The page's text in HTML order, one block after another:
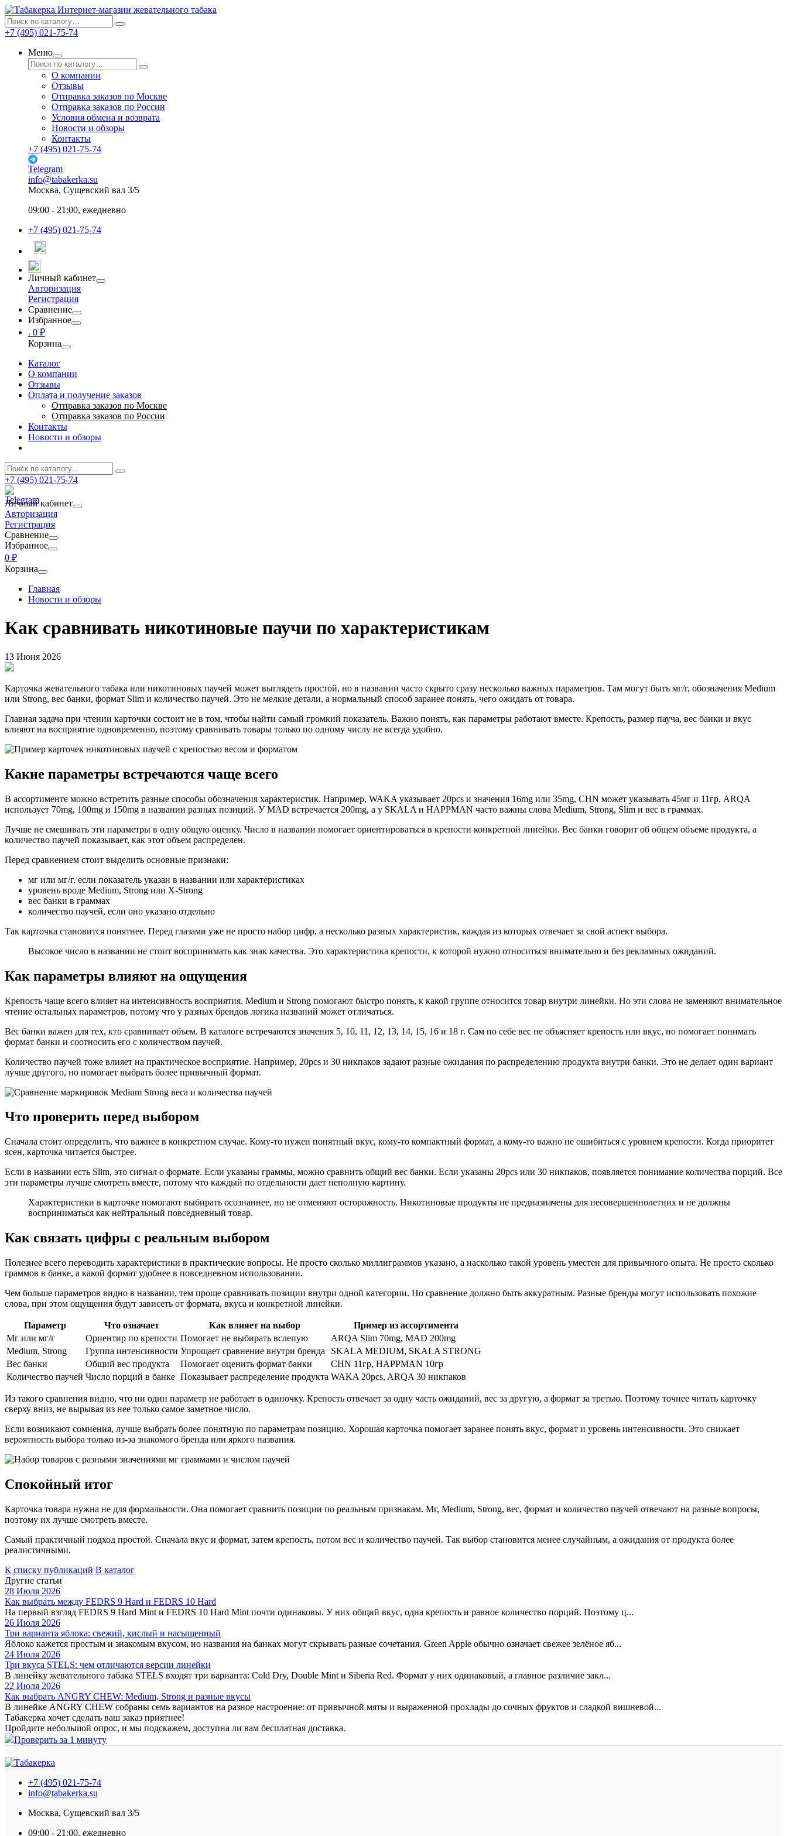
Интернет-магазин жевательного табака
+7 (495) 021-75-74
Меню
О компании
Отзывы
Отправка заказов по Москве
Отправка заказов по России
Условия обмена и возврата
Новости и обзоры
Контакты
+7 (495) 021-75-74
Telegram
info@tabakerka.su
Москва, Сущевский вал 3/5
09:00 - 21:00, ежедневно
+7 (495) 021-75-74
Личный кабинет
Авторизация
Регистрация
Сравнение
Избранное
. 0 ₽
Корзина
Каталог
О компании
Отзывы
Оплата и получение заказов
Отправка заказов по Москве
Отправка заказов по России
Контакты
Новости и обзоры
+7 (495) 021-75-74
Личный кабинет
Авторизация
Регистрация
Сравнение
Избранное
0 ₽
Корзина
Главная
Новости и обзоры
Как сравнивать никотиновые паучи по характеристикам
13 Июня 2026
Карточка жевательного табака или никотиновых паучей может выглядеть простой, но в названии часто скрыто сразу несколько важных параметров. Там могут быть мг/г, обозначения Medium
или Strong, вес банки, формат Slim и количество паучей. Это не мелкие детали, а нормальный способ заранее понять, чего ожидать от товара.
Главная задача при чтении карточки состоит не в том, чтобы найти самый громкий показатель. Важно понять, как параметры работают вместе. Крепость, размер пауча, вес банки и вкус
влияют на восприятие одновременно, поэтому сравнивать товары только по одному числу не всегда удобно.
Какие параметры встречаются чаще всего
В ассортименте можно встретить разные способы обозначения характеристик. Например, WAKA указывает 20pcs и значения 16mg или 35mg, CHN может указывать 45мг и 11гр, ARQA
использует 70mg, 100mg и 150mg в названии разных позиций. У MAD встречается 200mg, а у SKALA и HAPPMAN часто важны слова Medium, Strong, Slim и вес в граммах.
Лучше не смешивать эти параметры в одну общую оценку. Число в названии помогает ориентироваться в крепости конкретной линейки. Вес банки говорит об общем объеме продукта, а
количество паучей показывает, как этот объем распределен.
Перед сравнением стоит выделить основные признаки:
мг или мг/г, если показатель указан в названии или характеристиках
уровень вроде Medium, Strong или X-Strong
вес банки в граммах
количество паучей, если оно указано отдельно
Так карточка становится понятнее. Перед глазами уже не просто набор цифр, а несколько разных характеристик, каждая из которых отвечает за свой аспект выбора.
Высокое число в названии не стоит воспринимать как знак качества. Это характеристика крепости, к которой нужно относиться внимательно и без рекламных ожиданий.
Как параметры влияют на ощущения
Крепость чаще всего влияет на интенсивность восприятия. Medium и Strong помогают быстро понять, к какой группе относится товар внутри линейки. Но эти слова не заменяют внимательное
чтение остальных параметров, потому что у разных брендов логика названий может отличаться.
Вес банки важен для тех, кто сравнивает объем. В каталоге встречаются значения 5, 10, 11, 12, 13, 14, 15, 16 и 18 г. Сам по себе вес не объясняет крепость или вкус, но помогает понимать
формат банки и соотносить его с количеством паучей.
Количество паучей тоже влияет на практическое восприятие. Например, 20pcs и 30 никпаков задают разные ожидания по распределению продукта внутри банки. Это не делает один вариант
лучше другого, но помогает выбрать более привычный формат.
Что проверить перед выбором
Сначала стоит определить, что важнее в конкретном случае. Кому-то нужен понятный вкус, кому-то компактный формат, а кому-то важно не ошибиться с уровнем крепости. Когда приоритет
ясен, карточка читается быстрее.
Если в названии есть Slim, это сигнал о формате. Если указаны граммы, можно сравнить общий вес банки. Если указаны 20pcs или 30 никпаков, появляется понимание количества порций. Все
эти параметры лучше смотреть вместе, потому что каждый по отдельности дает неполную картину.
Характеристики в карточке помогают выбирать осознаннее, но не отменяют осторожность. Никотиновые продукты не предназначены для несовершеннолетних и не должны
восприниматься как нейтральный повседневный товар.
Как связать цифры с реальным выбором
Полезнее всего переводить характеристики в практические вопросы. Не просто сколько миллиграммов указано, а насколько такой уровень уместен для привычного опыта. Не просто сколько
граммов в банке, а какой формат удобнее в повседневном использовании.
Чем больше параметров видно в названии, тем проще сравнивать позиции внутри одной категории. Но сравнение должно быть аккуратным. Разные бренды могут использовать похожие
слова, при этом ощущения будут зависеть от формата, вкуса и конкретной линейки.
Параметр Что означает Как влияет на выбор
Пример из ассортимента
Мг или мг/г
Ориентир по крепости Помогает не выбирать вслепую
ARQA Slim 70mg, MAD 200mg
Medium, Strong
Группа интенсивности Упрощает сравнение внутри бренда
SKALA MEDIUM, SKALA STRONG
Вес банки
Общий вес продукта Помогает оценить формат банки
CHN 11гр, HAPPMAN 10гр
Количество паучей Число порций в банке Показывает распределение продукта WAKA 20pcs, ARQA 30 никпаков
Из такого сравнения видно, что ни один параметр не работает в одиночку. Крепость отвечает за одну часть ожиданий, вес за другую, а формат за третью. Поэтому точнее читать карточку
сверху вниз, не вырывая из нее только самое заметное число.
Если возникают сомнения, лучше выбрать более понятную по параметрам позицию. Хорошая карточка помогает заранее понять вкус, формат и уровень интенсивности. Это снижает
вероятность выбора только из-за знакомого бренда или яркого названия.
Спокойный итог
Карточка товара нужна не для формальности. Она помогает сравнить позиции по реальным признакам. Мг, Medium, Strong, вес, формат и количество паучей отвечают на разные вопросы,
поэтому их лучше смотреть вместе.
Самый практичный подход простой. Сначала вкус и формат, затем крепость, потом вес и количество паучей. Так выбор становится менее случайным, а ожидания от продукта более
реалистичными.
К списку публикаций В каталог
Другие статьи
28 Июля 2026
Как выбрать между FEDRS 9 Hard и FEDRS 10 Hard
На первый взгляд FEDRS 9 Hard Mint и FEDRS 10 Hard Mint почти одинаковы. У них общий вкус, одна крепость и равное количество порций. Поэтому ц...
26 Июля 2026
Три варианта яблока: свежий, кислый и насыщенный
Яблоко кажется простым и знакомым вкусом, но названия на банках могут скрывать разные сочетания. Green Apple обычно означает свежее зелёное яб...
24 Июля 2026
Три вкуса STELS: чем отличаются версии линейки
В линейку жевательного табака STELS входят три варианта: Cold Dry, Double Mint и Siberia Red. Формат у них одинаковый, а главное различие закл...
22 Июля 2026
Как выбрать ANGRY CHEW: Medium, Strong и разные вкусы
В линейке ANGRY CHEW собраны семь вариантов на разное настроение: от привычной мяты и выраженной прохлады до сочных фруктов и сладкой вишневой...
Табакерка хочет сделать ваш заказ приятнее!
Пройдите небольшой опрос, и мы подскажем, доступна ли вам бесплатная доставка.
Проверить за 1 минуту
+7 (495) 021-75-74
info@tabakerka.su
Москва, Сущевский вал 3/5
09:00 - 21:00, ежедневно